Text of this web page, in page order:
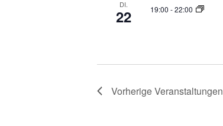
DI.
22 19:00 -22:00
VorherigeVeranstaltungen